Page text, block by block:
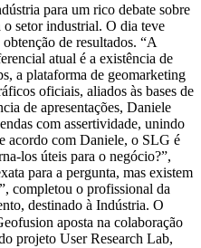
para um rico debate sobre
o setor industrial. O dia teve
obtenção de resultados. “A
atual é a existência de
a plataforma de geomarketing
oficiais, aliados às bases de
de apresentações, Daniele
com assertividade, unindo
acordo com Daniele, o SLG é
los úteis para o negócio?”,
para a pergunta, mas existem
completou o profissional da
destinado à Indústria. O
aposta na colaboração
projeto User Research Lab,